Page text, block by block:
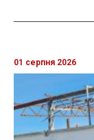
01 серпня 2026